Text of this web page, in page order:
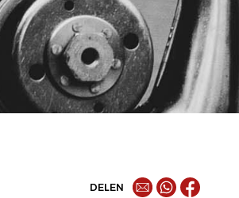
DELEN